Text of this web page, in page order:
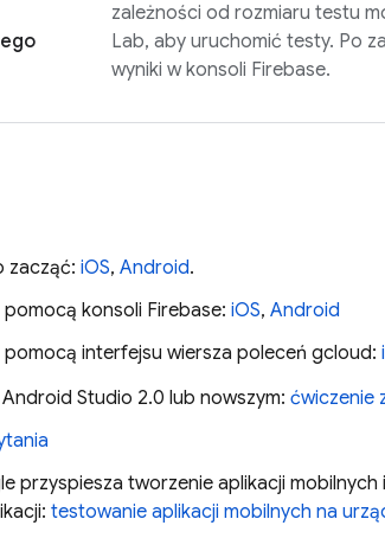
zależności od rozmiaru testu
Lab, aby uruchomić testy. Po
wyniki w konsoli Firebase.
zacząć: iOS, Android.
pomocą konsoli Firebase: iOS, Android
pomocą interfejsu wiersza poleceń gcloud:
Android Studio 2.0 lub nowszym: ćwiczenie
przyspiesza tworzenie aplikacji
testowanie aplikacji mobilnych na